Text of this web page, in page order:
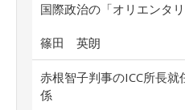
国際政治の「オリエンタ
篠田 英朗
赤根智子判事のICC所長就
係